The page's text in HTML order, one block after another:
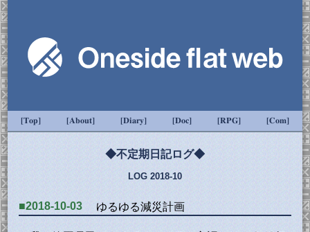
[Top] [About] [Diary] [Doc] [RPG] [Com]
◆不定期日記ログ◆
LOG 2018-10
■2018-10-03 ゆるゆる減災計画